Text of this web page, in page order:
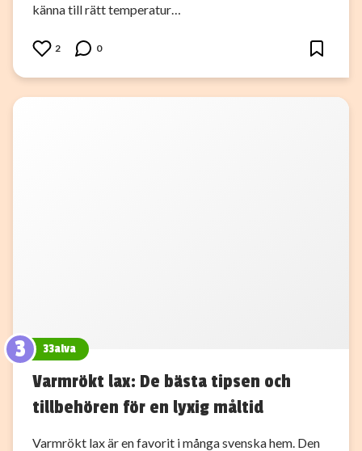
känna till rätt temperatur…
2 0
3 33alva
Varmrökt lax: De bästa tipsen och
tillbehören för en lyxig måltid
Varmrökt lax är en favorit i många svenska hem. Den